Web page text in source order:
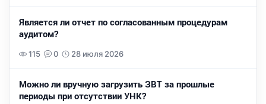
Является ли отчет по согласованным процедурам
аудитом?
115 0 28 июля 2026
Можно ли вручную загрузить ЗВТ за прошлые
периоды при отсутствии УНК?